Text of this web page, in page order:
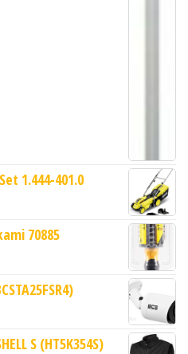
1.444-401.0
70885
S (HT5K354S)